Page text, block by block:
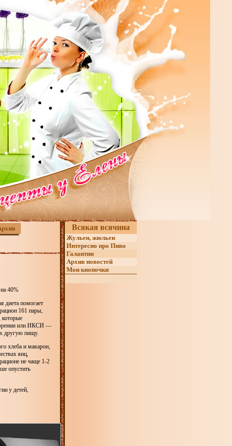
40%
диета помогает
161 пары,
которые
или ИКСИ —
другую пищу.
хлеба и макарон,
яиц,
не чаще 1-2
опустить
у детей,
Всякая всячина
Жульен, жюльен
Интересно про Пиво
Галантин
Архив новостей
Мои кнопочки